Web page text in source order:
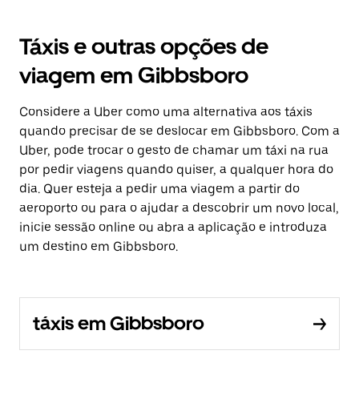
Táxis e outras opções de
viagem em Gibbsboro
Considere a Uber como uma alternativa aos táxis
quando precisar de se deslocar em Gibbsboro. Com a
Uber, pode trocar o gesto de chamar um táxi na rua
por pedir viagens quando quiser, a qualquer hora do
dia. Quer esteja a pedir uma viagem a partir do
aeroporto ou para o ajudar a descobrir um novo local,
inicie sessão online ou abra a aplicação e introduza
um destino em Gibbsboro.
táxis em Gibbsboro